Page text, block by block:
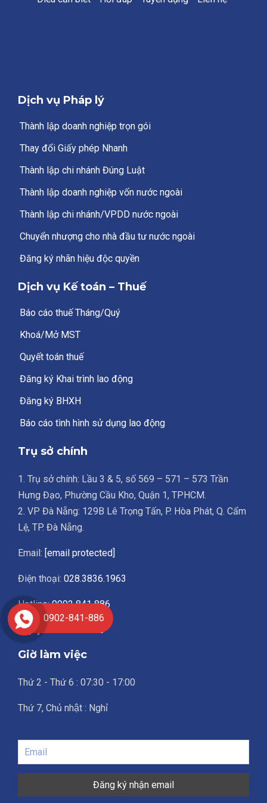
Dịch vụ Pháp lý
Thành lập doanh nghiệp trọn gói
Thay đổi Giấy phép Nhanh
Thành lập chi nhánh Đúng Luật
Thành lập doanh nghiệp vốn nước ngoài
Thành lập chi nhánh/VPDD nước ngoài
Chuyển nhượng cho nhà đầu tư nước ngoài
Đăng ký nhãn hiệu độc quyền
Dịch vụ Kế toán – Thuế
Báo cáo thuế Tháng/Quý
Khoá/Mở MST
Quyết toán thuế
Đăng ký Khai trình lao động
Đăng ký BHXH
Báo cáo tình hình sử dụng lao động
Trụ sở chính
1. Trụ sở chính: Lầu 3 & 5, số 569 – 571 – 573 Trần
Hưng Đạo, Phường Cầu Kho, Quận 1, TPHCM.
2. VP Đà Nẵng: 129B Lê Trọng Tấn, P. Hòa Phát, Q. Cẩm
Lệ, TP. Đà Nẵng.
Email: [email protected]
Điện thoại: 028.3836.1963
Hotline:0902 841 886
Góp ý:0939 790 886
Giờ làm việc
Thứ 2 - Thứ 6 : 07:30 - 17:00
Thứ 7, Chủ nhật : Nghỉ
0902-841-886